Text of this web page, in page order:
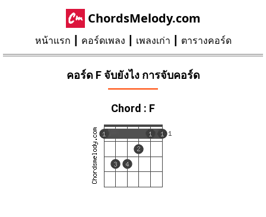
ChordsMelody.com
หน้าแรก คอร์ดเพลง เพลงเก่า ตารางคอร์ด
คอร์ด F จับยังไง การจับคอร์ด
Chord : F